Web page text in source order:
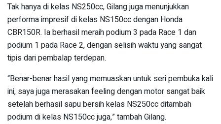
Tak hanya di kelas NS250cc, Gilang juga menunjukkan
performa impresif di kelas NS150cc dengan Honda
CBR150R. Ia berhasil meraih podium 3 pada Race 1 dan
podium 1 pada Race 2, dengan selisih waktu yang sangat
tipis dari pembalap terdepan.
“Benar-benar hasil yang memuaskan untuk seri pembuka kali
ini, saya juga merasakan feeling dengan motor sangat baik
setelah berhasil sapu bersih kelas NS250cc ditambah
podium di kelas NS150cc juga,” tambah Gilang.